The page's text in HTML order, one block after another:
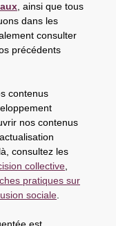
, ainsi que tous
dans les
consulter
précédents
contenus
nos contenus
consultez les
collective
pratiques sur
sociale